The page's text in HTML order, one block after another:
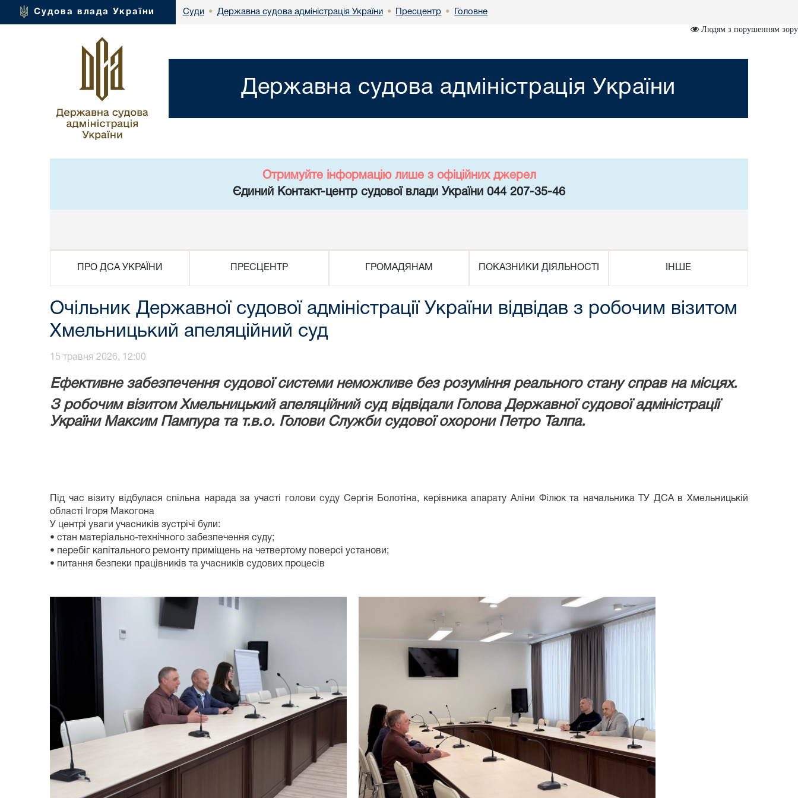
Судова влада України Суди • Державна судова адміністрація України • Пресцентр • Головне
Людям з порушенням зору
Державна судова адміністрація України
Отримуйте інформацію лише з офіційних джерел
Єдиний Контакт-центр судової влади України 044 207-35-46
ПРО ДСА УКРАЇНИ ПРЕСЦЕНТР ГРОМАДЯНАМ ПОКАЗНИКИ ДІЯЛЬНОСТІ ІНШЕ
Очільник Державної судової адміністрації України відвідав з робочим візитом
Хмельницький апеляційний суд
15 травня 2026, 12:00
Ефективне забезпечення судової системи неможливе без розуміння реального стану справ на місцях.
З робочим візитом Хмельницький апеляційний суд відвідали Голова Державної судової адміністрації
України Максим Пампура та т.в.о. Голови Служби судової охорони Петро Талпа.
Під час візиту відбулася спільна нарада за участі голови суду Сергія Болотіна, керівника апарату Аліни Філюк та начальника ТУ ДСА в Хмельницькій
області Ігоря Макогона
У центрі уваги учасників зустрічі були:
• стан матеріально-технічного забезпечення суду;
• перебіг капітального ремонту приміщень на четвертому поверсі установи;
• питання безпеки працівників та учасників судових процесів